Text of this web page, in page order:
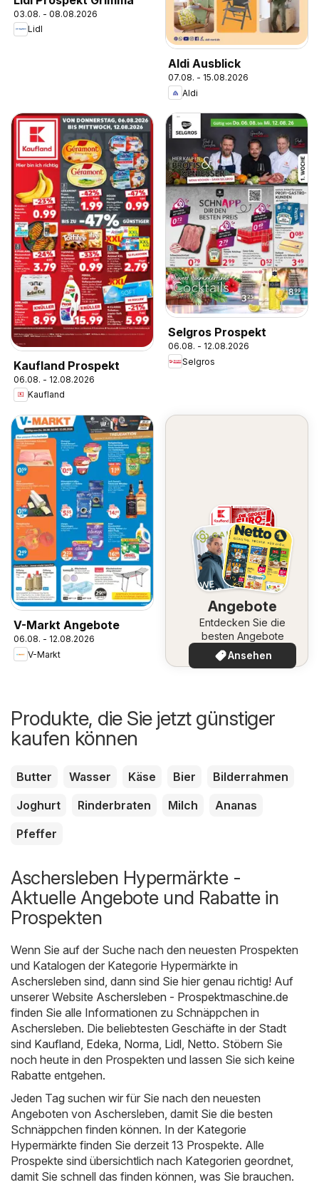
03.08. - 08.08.2026
Lidl
Aldi Ausblick
07.08. - 15.08.2026
Aldi
Kaufland Prospekt
06.08. - 12.08.2026
Kaufland
Selgros Prospekt
06.08. - 12.08.2026
Selgros
V-Markt Angebote
06.08. - 12.08.2026
V-Markt
Angebote
Entdecken Sie die
besten Angebote
Ansehen
Produkte, die Sie jetzt günstiger
kaufen können
Butter Wasser Käse Bier
Bilderrahmen
Joghurt
Rinderbraten Milch
Ananas
Pfeffer
Aschersleben Hypermärkte -
Aktuelle Angebote und Rabatte in
Prospekten
Wenn Sie auf der Suche nach den neuesten Prospekten
und Katalogen der Kategorie Hypermärkte in
Aschersleben sind, dann sind Sie hier genau richtig! Auf
unserer Website Aschersleben - Prospektmaschine.de
finden Sie alle Informationen zu Schnäppchen in
Aschersleben. Die beliebtesten Geschäfte in der Stadt
sind Kaufland, Edeka, Norma, Lidl, Netto. Stöbern Sie
noch heute in den Prospekten und lassen Sie sich keine
Rabatte entgehen.
Jeden Tag suchen wir für Sie nach den neuesten
Angeboten von Aschersleben, damit Sie die besten
Schnäppchen finden können. In der Kategorie
Hypermärkte finden Sie derzeit 13 Prospekte. Alle
Prospekte sind übersichtlich nach Kategorien geordnet,
damit Sie schnell das finden können, was Sie brauchen.